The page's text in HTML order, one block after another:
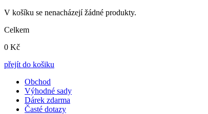
V košíku se nenacházejí žádné produkty.
Celkem
0 Kč
přejít do košiku
Obchod
Výhodné sady
Dárek zdarma
Časté dotazy